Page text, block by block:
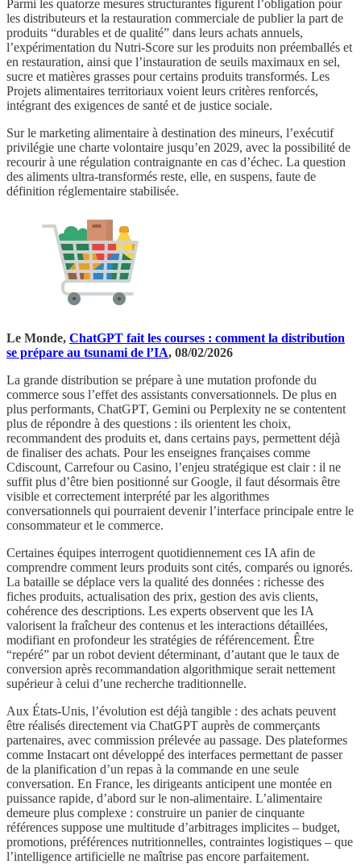
Parmi les quatorze mesures structurantes figurent l’obligation pour
les distributeurs et la restauration commerciale de publier la part de
produits “durables et de qualité” dans leurs achats annuels,
l’expérimentation du Nutri-Score sur les produits non préemballés et
en restauration, ainsi que l’instauration de seuils maximaux en sel,
sucre et matières grasses pour certains produits transformés. Les
Projets alimentaires territoriaux voient leurs critères renforcés,
intégrant des exigences de santé et de justice sociale.
Sur le marketing alimentaire à destination des mineurs, l’exécutif
privilégie une charte volontaire jusqu’en 2029, avec la possibilité de
recourir à une régulation contraignante en cas d’échec. La question
des aliments ultra-transformés reste, elle, en suspens, faute de
définition réglementaire stabilisée.
Le Monde, ChatGPT fait les courses : comment la distribution
se prépare au tsunami de l’IA, 08/02/2026
La grande distribution se prépare à une mutation profonde du
commerce sous l’effet des assistants conversationnels. De plus en
plus performants, ChatGPT, Gemini ou Perplexity ne se contentent
plus de répondre à des questions : ils orientent les choix,
recommandent des produits et, dans certains pays, permettent déjà
de finaliser des achats. Pour les enseignes françaises comme
Cdiscount, Carrefour ou Casino, l’enjeu stratégique est clair : il ne
suffit plus d’être bien positionné sur Google, il faut désormais être
visible et correctement interprété par les algorithmes
conversationnels qui pourraient devenir l’interface principale entre le
consommateur et le commerce.
Certaines équipes interrogent quotidiennement ces IA afin de
comprendre comment leurs produits sont cités, comparés ou ignorés.
La bataille se déplace vers la qualité des données : richesse des
fiches produits, actualisation des prix, gestion des avis clients,
cohérence des descriptions. Les experts observent que les IA
valorisent la fraîcheur des contenus et les interactions détaillées,
modifiant en profondeur les stratégies de référencement. Être
“repéré” par un robot devient déterminant, d’autant que le taux de
conversion après recommandation algorithmique serait nettement
supérieur à celui d’une recherche traditionnelle.
Aux États-Unis, l’évolution est déjà tangible : des achats peuvent
être réalisés directement via ChatGPT auprès de commerçants
partenaires, avec commission prélevée au passage. Des plateformes
comme Instacart ont développé des interfaces permettant de passer
de la planification d’un repas à la commande en une seule
conversation. En France, les dirigeants anticipent une montée en
puissance rapide, d’abord sur le non-alimentaire. L’alimentaire
demeure plus complexe : construire un panier de cinquante
références suppose une multitude d’arbitrages implicites – budget,
promotions, préférences nutritionnelles, contraintes logistiques – que
l’intelligence artificielle ne maîtrise pas encore parfaitement.